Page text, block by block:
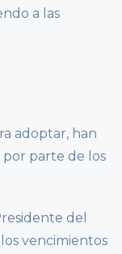
a las
adoptar, han
por parte de los
del
vencimientos